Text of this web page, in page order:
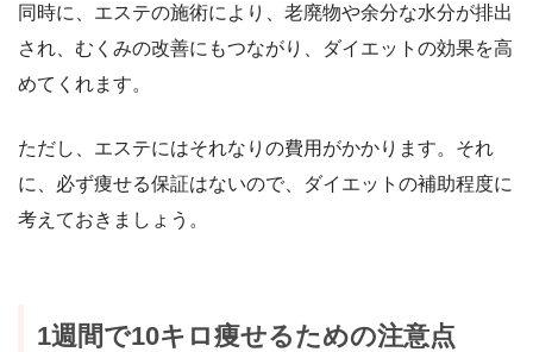
同時に、エステの施術により、老廃物や余分な水分が排出
され、むくみの改善にもつながり、ダイエットの効果を高
めてくれます。
ただし、エステにはそれなりの費用がかかります。それ
に、必ず痩せる保証はないので、ダイエットの補助程度に
考えておきましょう。
1週間で10キロ痩せるための注意点